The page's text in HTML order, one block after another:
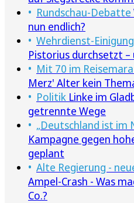
Rundschau-Debatte
nun endlich?
Wehrdienst-Einigung
Pistorius durchsetzt –
Mit 70 im
Merz' Alter kein
Politik Linke im
getrennte Wege
„Deutschland ist im
Kampagne gegen
geplant
Alte Regierung -
Ampel-Crash - Was
Co.?